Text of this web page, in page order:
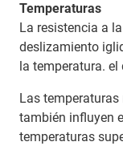
Temperaturas
La resistencia a
deslizamiento
la temperatura.
Las
también influyen
temperaturas